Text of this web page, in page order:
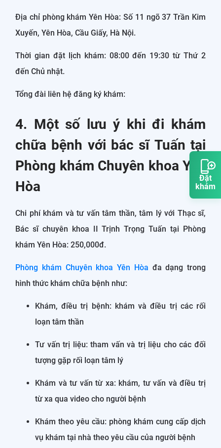
Đặt
khám
Địa chỉ phòng khám Yên Hòa: Số 11 ngõ 37 Trần Kim
Xuyến, Yên Hòa, Cầu Giấy, Hà Nội.
Thời gian đặt lịch khám: 08:00 đến 19:30 từ Thứ 2
đến Chủ nhật.
Tổng đài liên hệ đăng ký khám:
4. Một số lưu ý khi đi khám
chữa bệnh với bác sĩ Tuấn tại
Phòng khám Chuyên khoa Yên
Hòa
Chi phí khám và tư vấn tâm thần, tâm lý với Thạc sĩ,
Bác sĩ chuyên khoa II Trịnh Trọng Tuấn tại Phòng
khám Yên Hòa: 250,000đ.
Phòng khám Chuyên khoa Yên Hòa đa dạng trong
hình thức khám chữa bệnh như:
Khám, điều trị bệnh: khám và điều trị các rối
loạn tâm thần
Tư vấn trị liệu: tham vấn và trị liệu cho các đối
tượng gặp rối loạn tâm lý
Khám và tư vấn từ xa: khám, tư vấn và điều trị
từ xa qua video cho người bệnh
Khám theo yêu cầu: phòng khám cung cấp dịch
vụ khám tại nhà theo yêu cầu của người bệnh